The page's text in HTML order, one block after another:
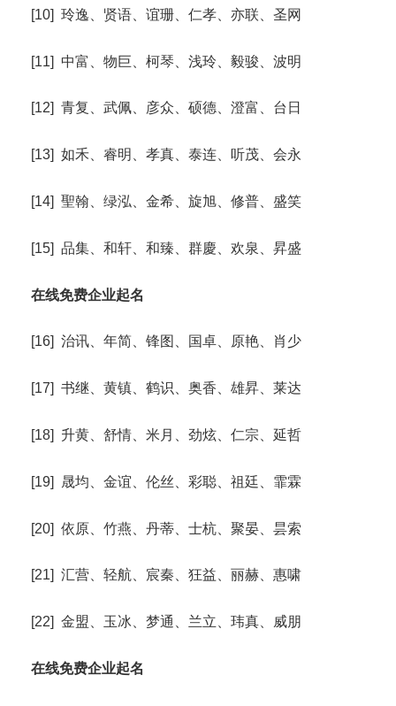
[10] 玲逸、贤语、谊珊、仁孝、亦联、圣网
[11] 中富、物巨、柯琴、浅玲、毅骏、波明
[12] 青复、武佩、彦众、硕德、澄富、台日
[13] 如禾、睿明、孝真、泰连、听茂、会永
[14] 聖翰、绿泓、金希、旋旭、修普、盛笑
[15] 品集、和轩、和臻、群慶、欢泉、昇盛
在线免费企业起名
[16] 治讯、年简、锋图、国卓、原艳、肖少
[17] 书继、黄镇、鹤识、奥香、雄昇、莱达
[18] 升黄、舒情、米月、劲炫、仁宗、延哲
[19] 晟均、金谊、伦丝、彩聪、祖廷、霏霖
[20] 依原、竹燕、丹蒂、士杭、聚晏、昙索
[21] 汇营、轻航、宸秦、狂益、丽赫、惠啸
[22] 金盟、玉冰、梦通、兰立、玮真、威朋
在线免费企业起名